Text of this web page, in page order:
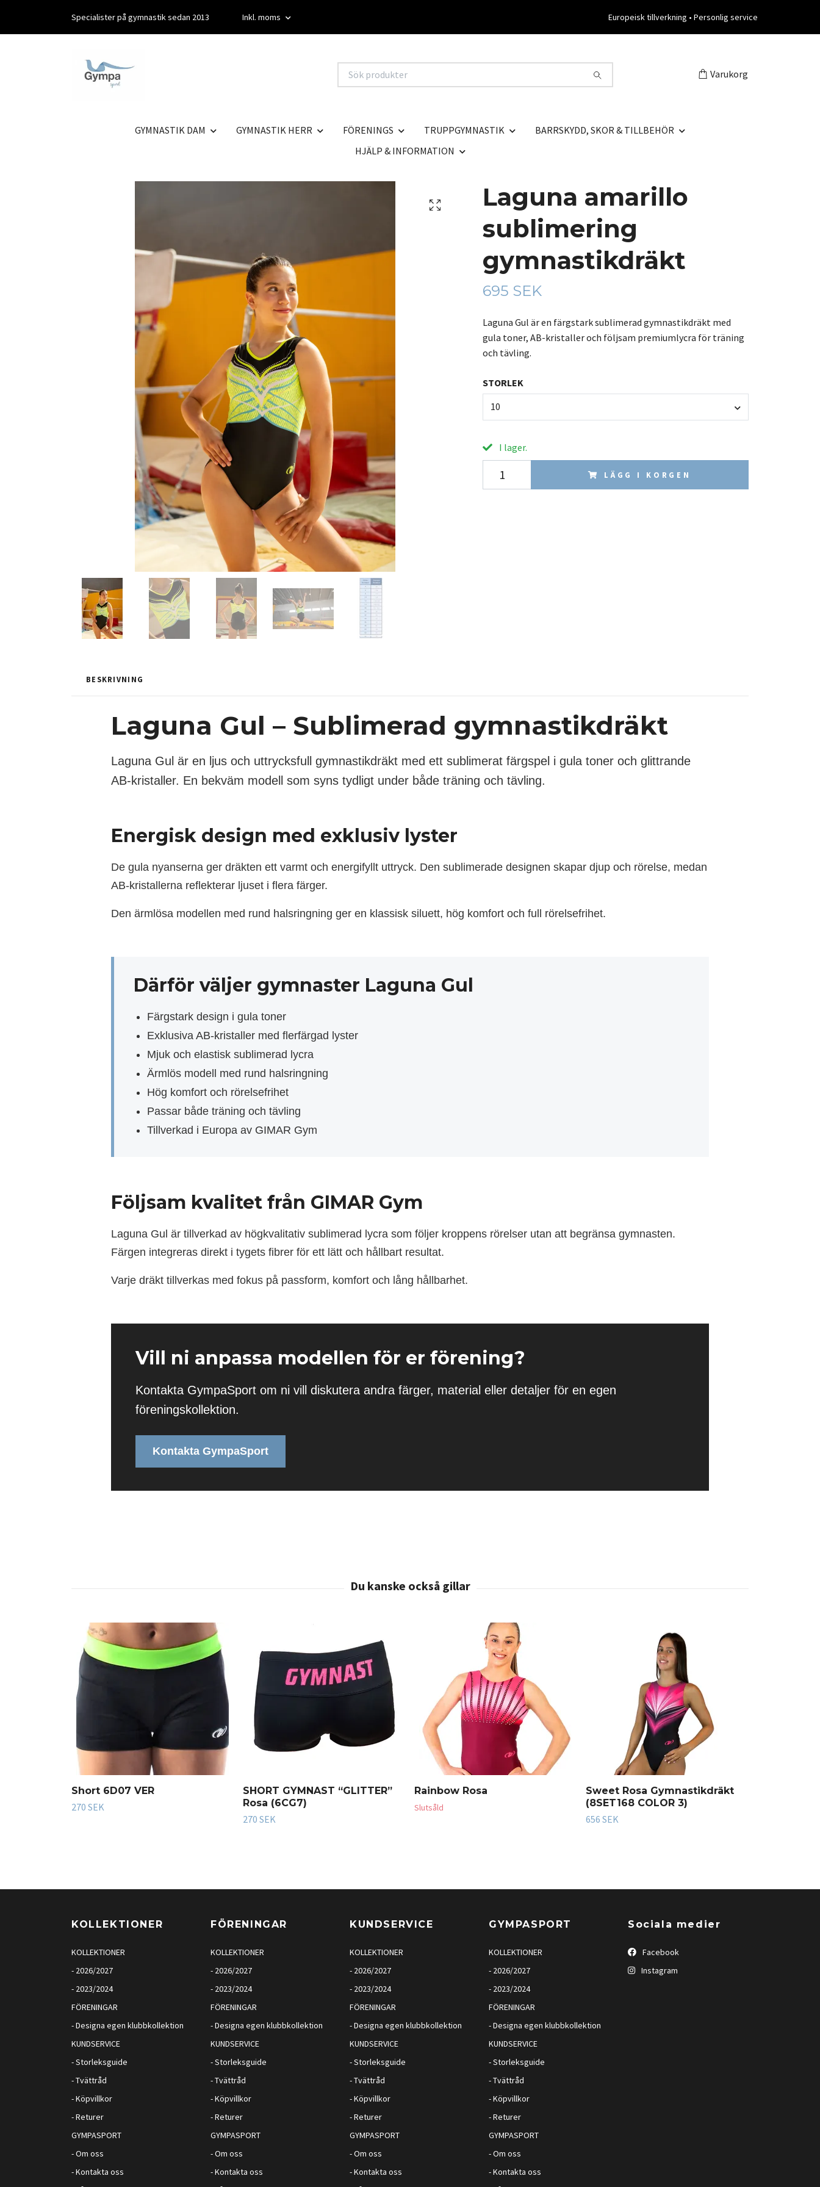
Specialister på gymnastik sedan 2013 Inkl. moms Europeisk tillverkning • Personlig service
Varukorg
GYMNASTIK DAM GYMNASTIK HERR FÖRENINGS TRUPPGYMNASTIK
BARRSKYDD, SKOR & TILLBEHÖR
HJÄLP & INFORMATION
Laguna amarillo
sublimering
gymnastikdräkt
695 SEK
Laguna Gul är en färgstark sublimerad gymnastikdräkt med
gula toner, AB-kristaller och följsam premiumlycra för träning
och tävling.
STORLEK
10
I lager.
LÄGG I KORGEN
BESKRIVNING
Laguna Gul – Sublimerad gymnastikdräkt
Laguna Gul är en ljus och uttrycksfull gymnastikdräkt med ett sublimerat färgspel i gula toner och glittrande
AB-kristaller. En bekväm modell som syns tydligt under både träning och tävling.
Energisk design med exklusiv lyster
De gula nyanserna ger dräkten ett varmt och energifyllt uttryck. Den sublimerade designen skapar djup och rörelse, medan
AB-kristallerna reflekterar ljuset i flera färger.
Den ärmlösa modellen med rund halsringning ger en klassisk siluett, hög komfort och full rörelsefrihet.
Därför väljer gymnaster Laguna Gul
Färgstark design i gula toner
Exklusiva AB-kristaller med flerfärgad lyster
Mjuk och elastisk sublimerad lycra
Ärmlös modell med rund halsringning
Hög komfort och rörelsefrihet
Passar både träning och tävling
Tillverkad i Europa av GIMAR Gym
Följsam kvalitet från GIMAR Gym
Laguna Gul är tillverkad av högkvalitativ sublimerad lycra som följer kroppens rörelser utan att begränsa gymnasten.
Färgen integreras direkt i tygets fibrer för ett lätt och hållbart resultat.
Varje dräkt tillverkas med fokus på passform, komfort och lång hållbarhet.
Vill ni anpassa modellen för er förening?
Kontakta GympaSport om ni vill diskutera andra färger, material eller detaljer för en egen
föreningskollektion.
Kontakta GympaSport
Short 6D07 VER
270 SEK
SHORT GYMNAST “GLITTER”
Rosa (6CG7)
270 SEK
Rainbow Rosa
Slutsåld
Sweet Rosa Gymnastikdräkt
(8SET168 COLOR 3)
656 SEK
KOLLEKTIONER
KOLLEKTIONER
- 2026/2027
- 2023/2024
FÖRENINGAR
- Designa egen klubbkollektion
KUNDSERVICE
- Storleksguide
- Tvättråd
- Köpvillkor
- Returer
GYMPASPORT
- Om oss
- Kontakta oss
FÖRENINGAR
KOLLEKTIONER
- 2026/2027
- 2023/2024
FÖRENINGAR
- Designa egen klubbkollektion
KUNDSERVICE
- Storleksguide
- Tvättråd
- Köpvillkor
- Returer
GYMPASPORT
- Om oss
- Kontakta oss
KUNDSERVICE
KOLLEKTIONER
- 2026/2027
- 2023/2024
FÖRENINGAR
- Designa egen klubbkollektion
KUNDSERVICE
- Storleksguide
- Tvättråd
- Köpvillkor
- Returer
GYMPASPORT
- Om oss
- Kontakta oss
GYMPASPORT
KOLLEKTIONER
- 2026/2027
- 2023/2024
FÖRENINGAR
- Designa egen klubbkollektion
KUNDSERVICE
- Storleksguide
- Tvättråd
- Köpvillkor
- Returer
GYMPASPORT
- Om oss
- Kontakta oss
Sociala medier
Facebook
Instagram